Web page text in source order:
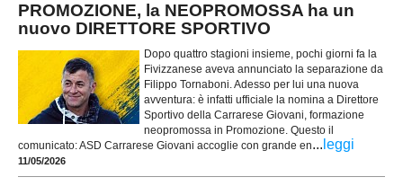
PROMOZIONE, la NEOPROMOSSA ha un
nuovo DIRETTORE SPORTIVO
Dopo quattro stagioni insieme, pochi giorni fa la
Fivizzanese aveva annunciato la separazione da
Filippo Tornaboni. Adesso per lui una nuova
avventura: è infatti ufficiale la nomina a Direttore
Sportivo della Carrarese Giovani, formazione
neopromossa in Promozione. Questo il
comunicato: ASD Carrarese Giovani accoglie con grande en... leggi
11/05/2026